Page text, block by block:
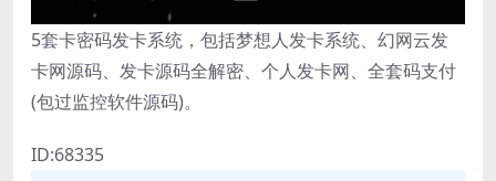
5套卡密码发卡系统，包括梦想人发卡系统、幻网云发
卡网源码、发卡源码全解密、个人发卡网、全套码支付
(包过监控软件源码)。
ID:68335